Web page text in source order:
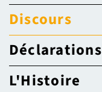
Discours
Déclarations
L'Histoire